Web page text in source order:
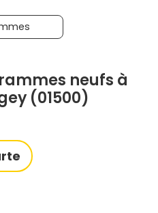
neufs à
(01500)